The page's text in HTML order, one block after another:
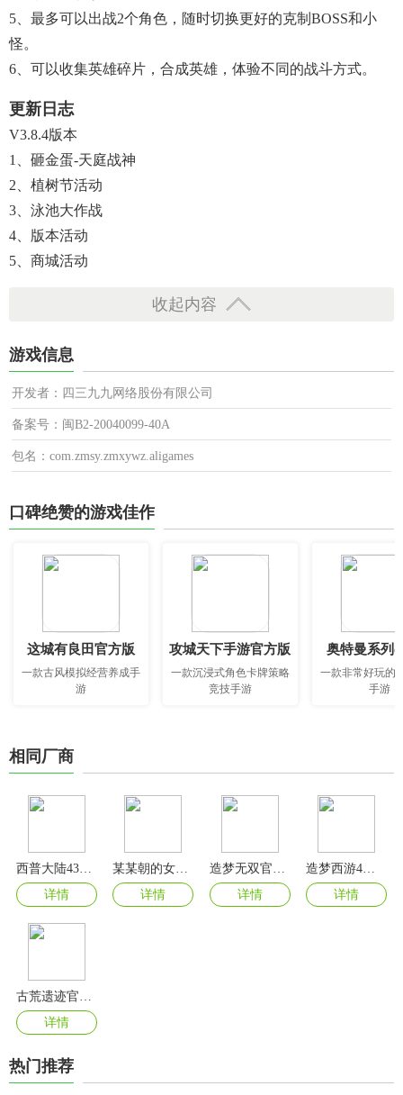
5、最多可以出战2个角色，随时切换更好的克制BOSS和小
怪。
6、可以收集英雄碎片，合成英雄，体验不同的战斗方式。
更新日志
V3.8.4版本
1、砸金蛋-天庭战神
2、植树节活动
3、泳池大作战
4、版本活动
5、商城活动
收起内容
游戏信息
开发者：四三九九网络股份有限公司
备案号：闽B2-20040099-40A
包名：com.zmsy.zmxywz.aligames
口碑绝赞的游戏佳作
这城有良田官方版
一款古风模拟经营养成手
游
攻城天下手游官方版
一款沉浸式角色卡牌策略
竞技手游
奥特曼系列
一款非常好玩的
手游
相同厂商
西普大陆4399版本
详情
详情
详情
详情
详情
热门推荐